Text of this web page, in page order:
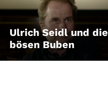
Ulrich Seidl und die
bösen Buben
LEIHEN